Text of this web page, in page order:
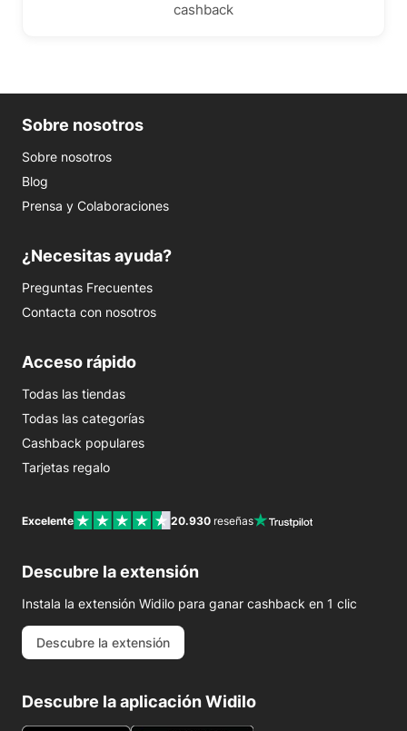
cashback
Sobre nosotros
Sobre nosotros
Blog
Prensa y Colaboraciones
¿Necesitas ayuda?
Preguntas Frecuentes
Contacta con nosotros
Acceso rápido
Todas las tiendas
Todas las categorías
Cashback populares
Tarjetas regalo
Excelente 20.930 reseñas
Descubre la extensión
Instala la extensión Widilo para ganar cashback en 1 clic
Descubre la extensión
Descubre la aplicación Widilo